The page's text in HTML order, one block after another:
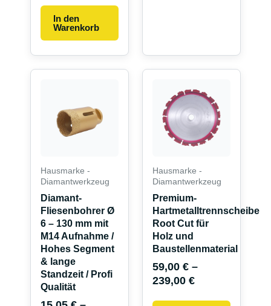
In den
Warenkorb
Hausmarke -
Diamantwerkzeug
Diamant-
Fliesenbohrer Ø
6 – 130 mm mit
M14 Aufnahme /
Hohes Segment
& lange
Standzeit / Profi
Qualität
Optionen
Produktseite
Hausmarke -
Diamantwerkzeug
Premium-
Hartmetalltrennscheibe
Root Cut für
Holz und
Baustellenmaterial
59,00 € –
239,00 €
auf